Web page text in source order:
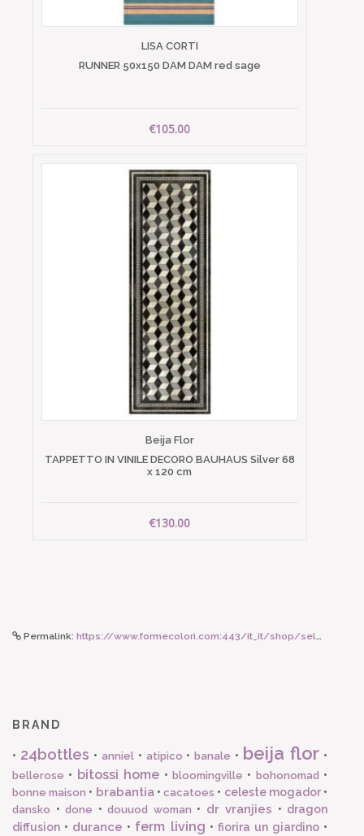
LISA CORTI
RUNNER 50x150 DAM DAM red sage
€105.00
Beija Flor
TAPPETTO IN VINILE DECORO BAUHAUS Silver 68
x 120 cm
€130.00
Permalink: https://www.formecolori.com:443/it_it/shop/seletti_world/lighting/seletti_lampada_in_resina_jobby_gatto_nero/4879
BRAND
• 24bottles • anniel• atipico •banale • beija flor •
bellerose • bitossi home • bloomingville • bohonomad •
bonne maison • brabantia•cacatoes • celeste mogador•
dansko • done • douuod woman • dr vranjies • dragon
diffusion • durance • ferm living • fiorira un giardino•